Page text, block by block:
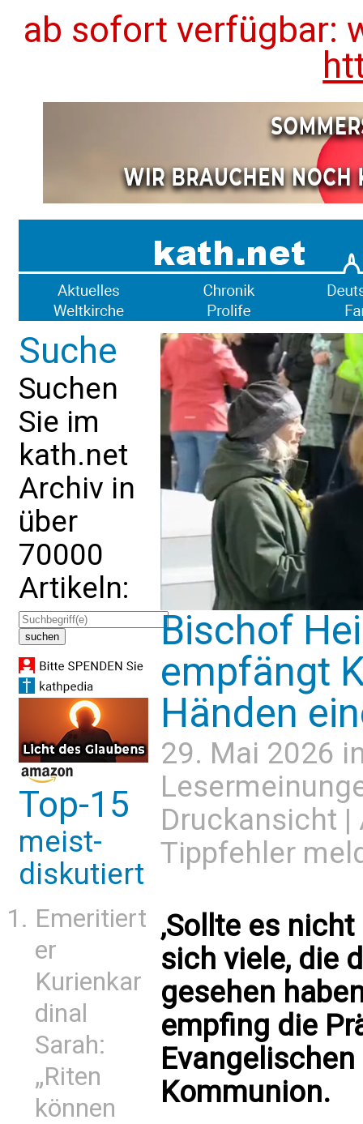
ab sofort verfügbar:
Suche
Suchen
Sie im
kath.net
Archiv in
über
70000
Artikeln:
Top-15
meist-
diskutiert
Emeritiert
er
Kurienkar
dinal
Sarah:
„Riten
können
Bischof
empfängt
Händen
29. Mai 2026
Druckansicht |
Tippfehler
‚Sollte es
sich viele, die
gesehen
empfing die
Kommunion.